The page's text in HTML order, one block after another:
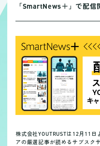
広告支援 YOUTRUST ADS
営業支援 YOUTRUST SALES
会社概要
役員紹介
代表メッセージ
ビジョン
行動指針
Company Deck
お知らせ
「SmartNews＋」で配信
株式会社YOUTRUSTは12月11日
アの厳選記事が読めるサブスク